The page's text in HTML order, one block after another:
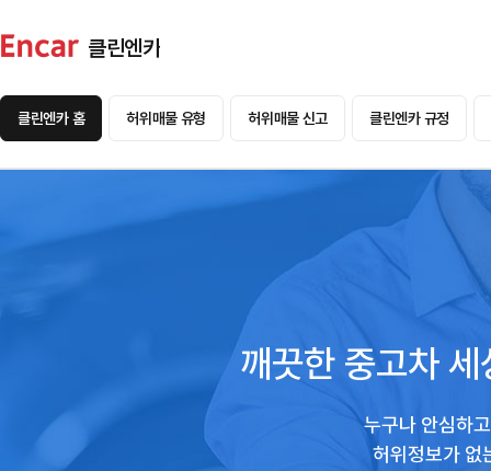
클린엔카
클린엔카 홈 허위매물 유형 허위매물 신고 클린엔카 규정
깨끗한 중고차 세
누구나 안심하
허위정보가 없